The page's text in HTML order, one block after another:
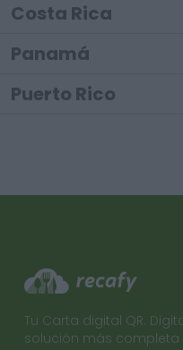
Costa Rica
Panamá
Puerto Rico
Tu Carta digital QR.
solución más completa